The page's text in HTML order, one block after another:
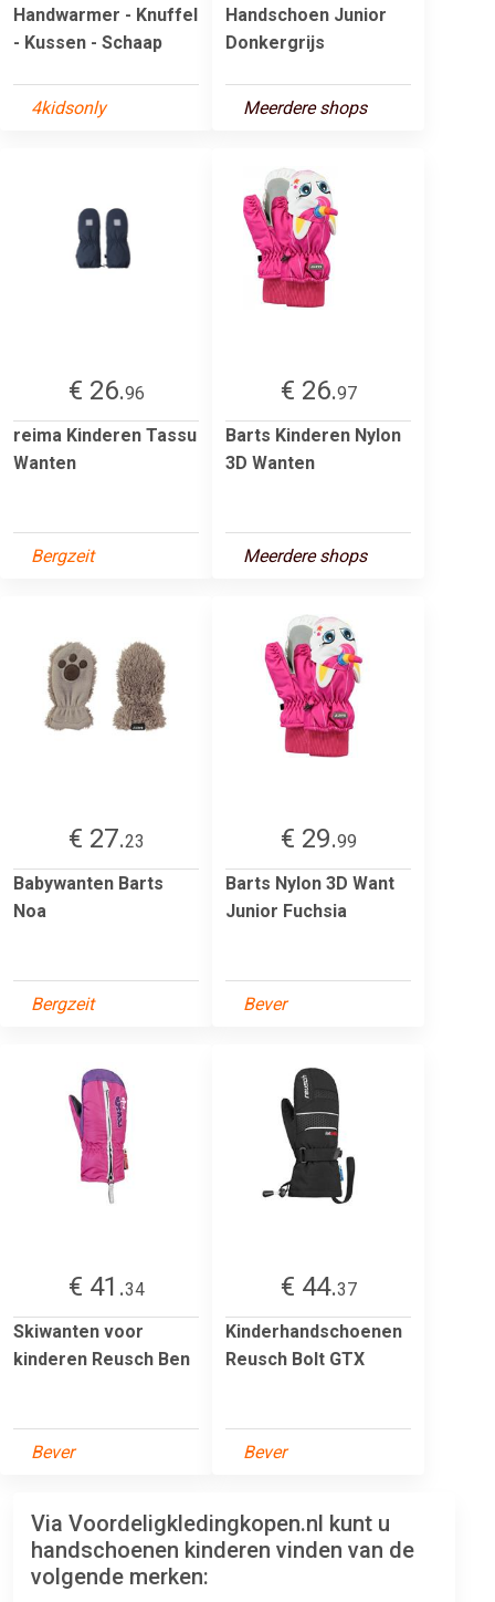
Handwarmer - Knuffel
- Kussen - Schaap
4kidsonly
Handschoen Junior
Donkergrijs
Meerdere shops
€ 26.96
reima Kinderen Tassu
Wanten
Bergzeit
€ 26.97
Barts Kinderen Nylon
3D Wanten
Meerdere shops
€ 27.23
Babywanten Barts
Noa
Bergzeit
€ 29.99
Barts Nylon 3D Want
Junior Fuchsia
Bever
€ 41.34
Skiwanten voor
kinderen Reusch Ben
Bever
€ 44.37
Kinderhandschoenen
Reusch Bolt GTX
Bever
Via Voordeligkledingkopen.nl kunt u
handschoenen kinderen vinden van de
volgende merken: